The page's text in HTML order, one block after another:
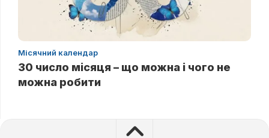
Місячний календар
30 число місяця – що можна і чого не
можна робити